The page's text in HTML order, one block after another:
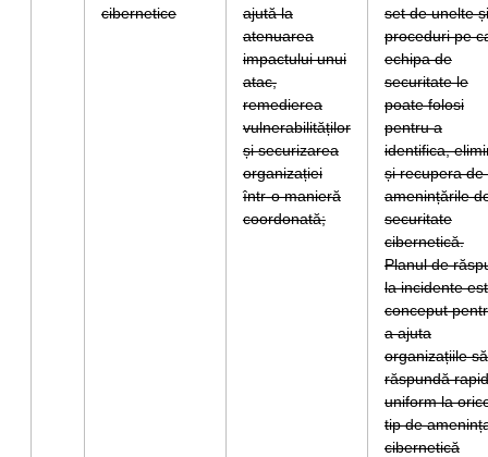
cibernetice
ajută la
atenuarea
impactului unui
atac,
remedierea
vulnerabilităților
și securizarea
organizației
într-o manieră
coordonată;
set de unelte și
proceduri pe
echipa de
securitate le
poate folosi
pentru a
identifica,
și recupera de
amenințările
securitate
cibernetică.
Planul de
la incidente
conceput
a ajuta
organizațiile să
răspundă
uniform la
tip de
cibernetică